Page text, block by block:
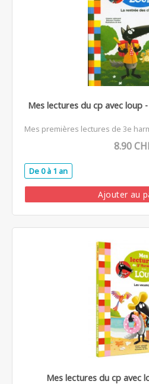
Mes lectures du cp avec loup
Mes premières lectures de 3e
8.90
De 0 à 1 an
Ajouter au
Mes lectures du cp avec